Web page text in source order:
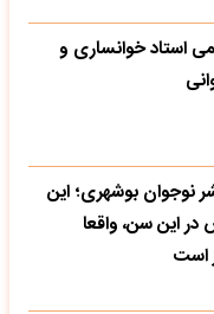
استاد خوانساری و
نوجوان بوشهری؛ این
این سن، واقعا
است